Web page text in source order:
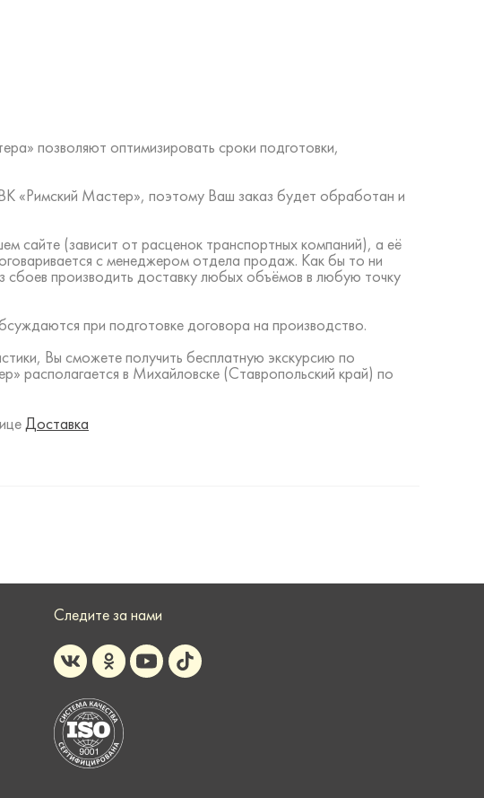
позволяют оптимизировать сроки подготовки,
«Римский Мастер», поэтому Ваш заказ будет обработан и
сайте (зависит от расценок транспортных компаний), а её
с менеджером отдела продаж. Как бы то ни
сбоев производить доставку любых объёмов в любую точку
при подготовке договора на производство.
Вы сможете получить бесплатную экскурсию по
располагается в Михайловске (Ставропольский край) по
Доставка
Следите за нами